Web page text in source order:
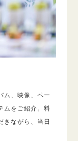
ム、映像、ペー
ムをご紹介。料
きながら、当日